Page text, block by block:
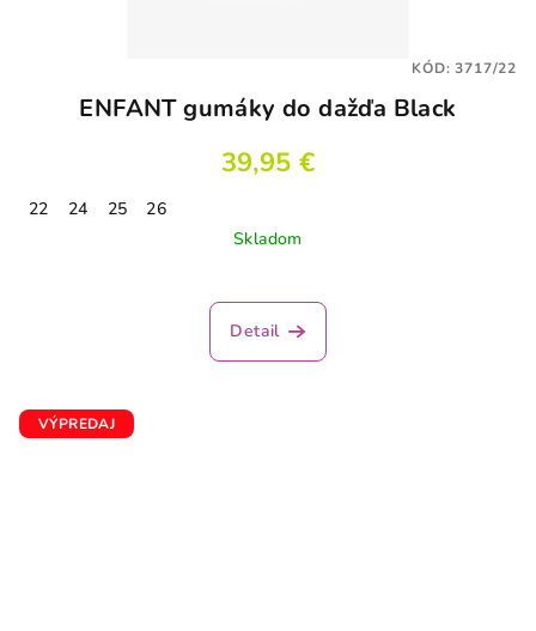
ENFANT gumáky do dažďa Black
39,95 €
22 24 25
26
Skladom
Detail
KÓD:3717/22
VÝPREDAJ